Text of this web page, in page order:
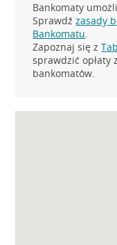
Bankomaty
Sprawdźzasady
Bankomatu.
Zapoznaj się z
sprawdzić opłaty
bankomatów.